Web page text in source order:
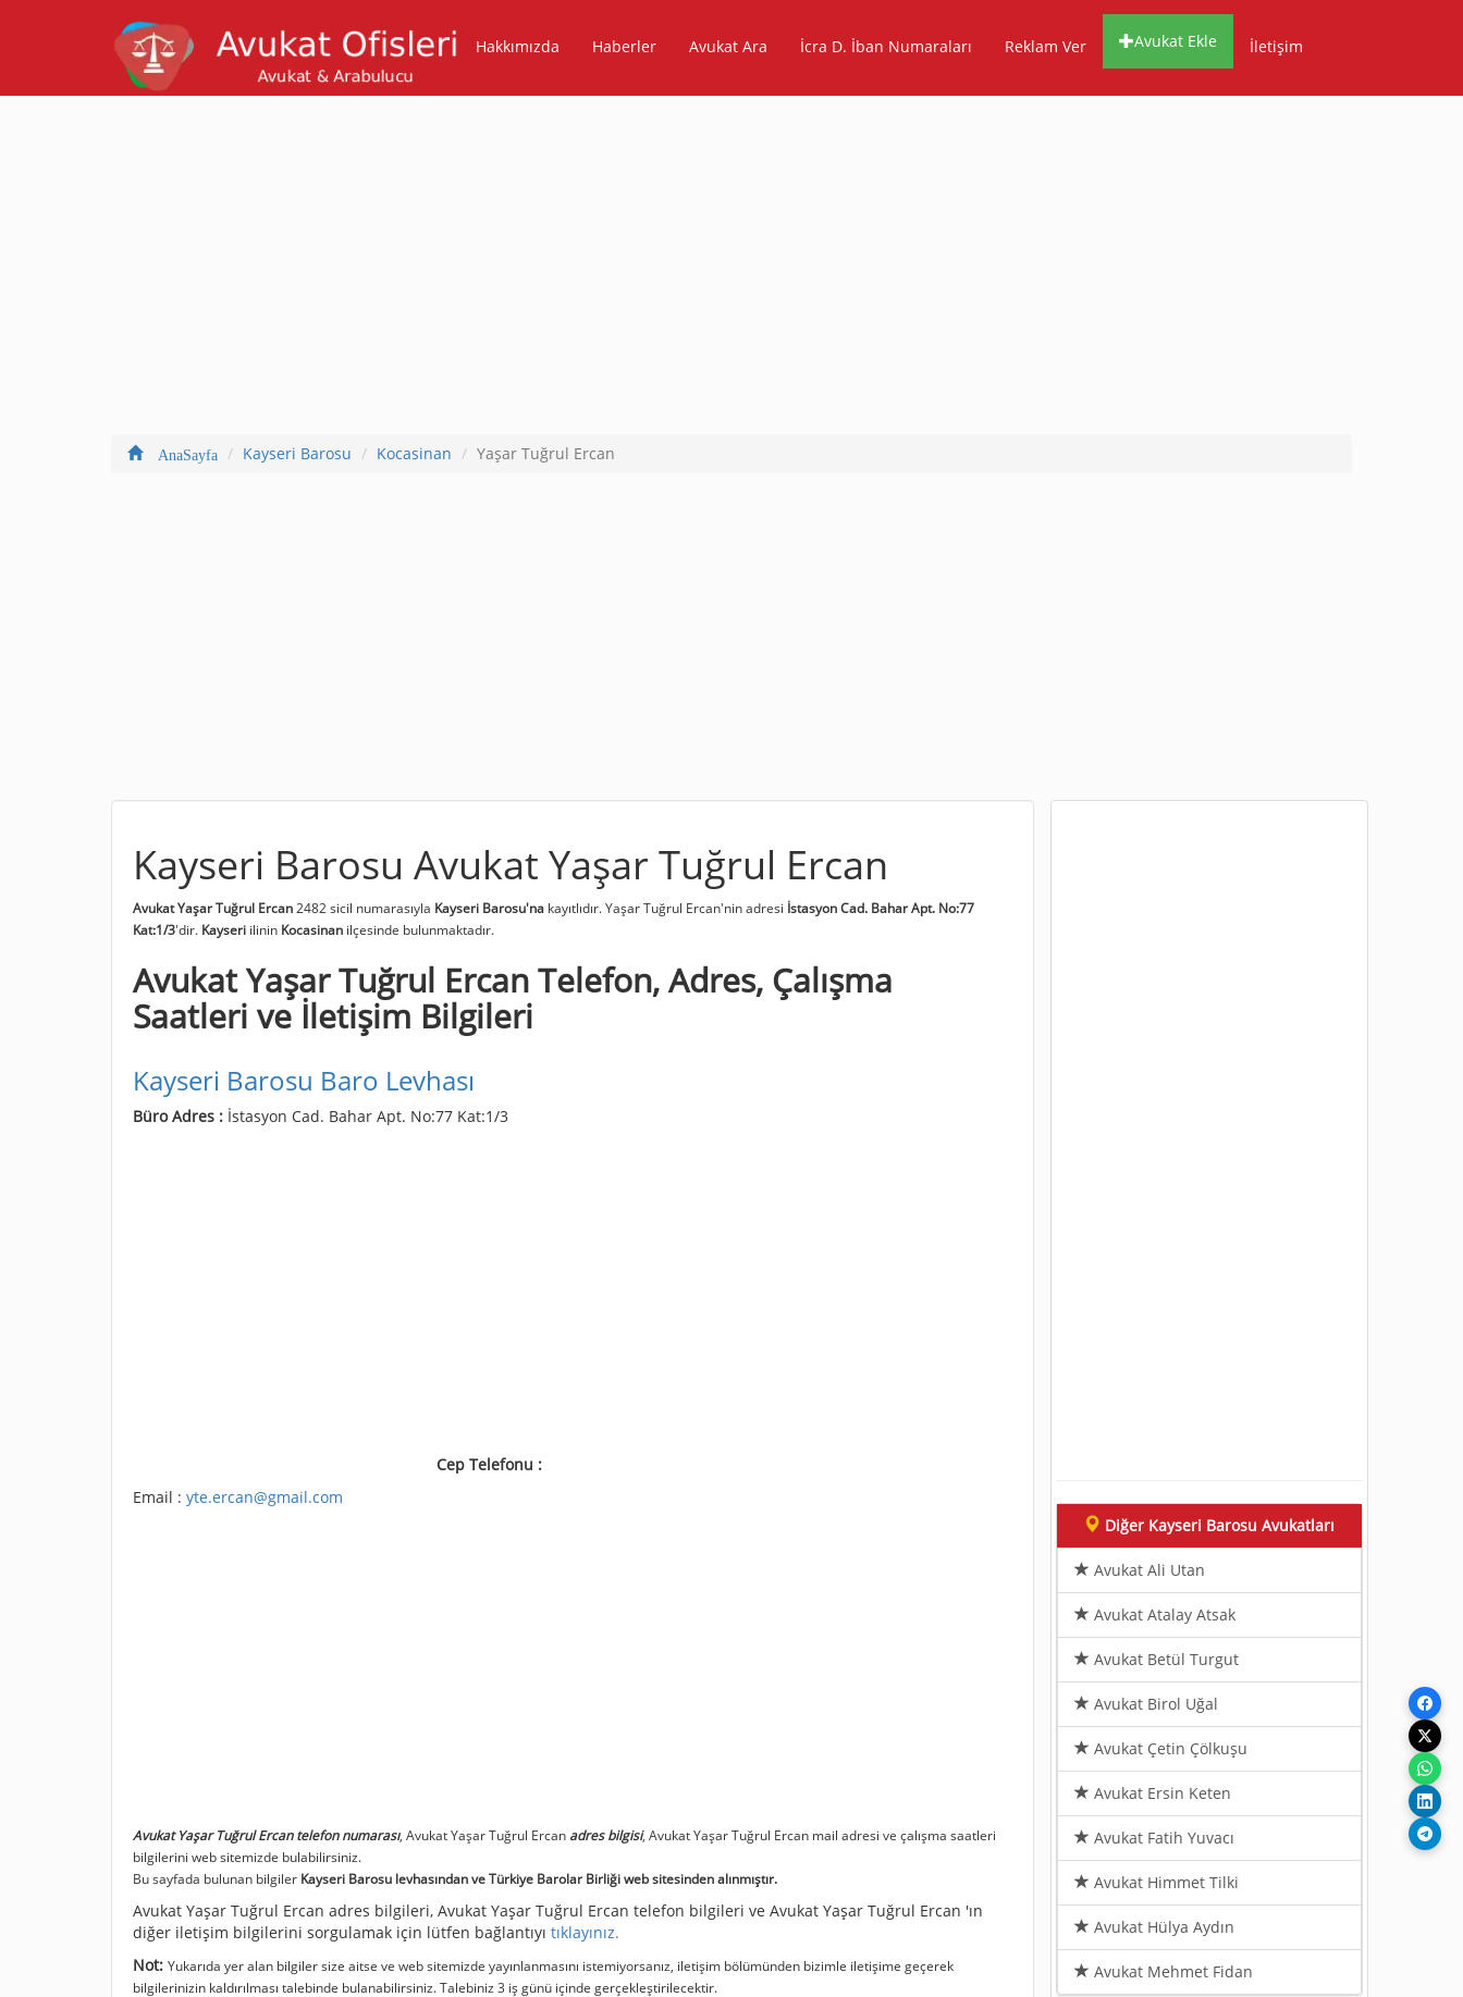
Hakkımızda Haberler Avukat Ara İcra D. İban Numaraları Reklam Ver Avukat Ekle İletişim
AnaSayfa Kayseri Barosu Kocasinan Yaşar Tuğrul Ercan
Kayseri Barosu Avukat Yaşar Tuğrul Ercan
Avukat Yaşar Tuğrul Ercan 2482 sicil numarasıyla Kayseri Barosu'na kayıtlıdır. Yaşar Tuğrul Ercan'nin adresi İstasyon Cad. Bahar Apt. No:77
Kat:1/3'dir. Kayseri ilinin Kocasinan ilçesinde bulunmaktadır.
Avukat Yaşar Tuğrul Ercan Telefon, Adres, Çalışma
Saatleri ve İletişim Bilgileri
Kayseri Barosu Baro Levhası
Büro Adres : İstasyon Cad. Bahar Apt. No:77 Kat:1/3
Cep Telefonu :
Email : yte.ercan@gmail.com
Avukat Yaşar Tuğrul Ercan telefon numarası, Avukat Yaşar Tuğrul Ercan adres bilgisi, Avukat Yaşar Tuğrul Ercan mail adresi ve çalışma saatleri
bilgilerini web sitemizde bulabilirsiniz.
Bu sayfada bulunan bilgiler Kayseri Barosu levhasından ve Türkiye Barolar Birliği web sitesinden alınmıştır.
Avukat Yaşar Tuğrul Ercan adres bilgileri, Avukat Yaşar Tuğrul Ercan telefon bilgileri ve Avukat Yaşar Tuğrul Ercan 'ın
diğer iletişim bilgilerini sorgulamak için lütfen bağlantıyı tıklayınız.
Not: Yukarıda yer alan bilgiler size aitse ve web sitemizde yayınlanmasını istemiyorsanız, iletişim bölümünden bizimle iletişime geçerek
bilgilerinizin kaldırılması talebinde bulanabilirsiniz. Talebiniz 3 iş günü içinde gerçekleştirilecektir.
Diğer Kayseri Barosu Avukatları
Avukat Ali Utan
Avukat Atalay Atsak
Avukat Betül Turgut
Avukat Birol Uğal
Avukat Çetin Çölkuşu
Avukat Ersin Keten
Avukat Fatih Yuvacı
Avukat Himmet Tilki
Avukat Hülya Aydın
Avukat Mehmet Fidan